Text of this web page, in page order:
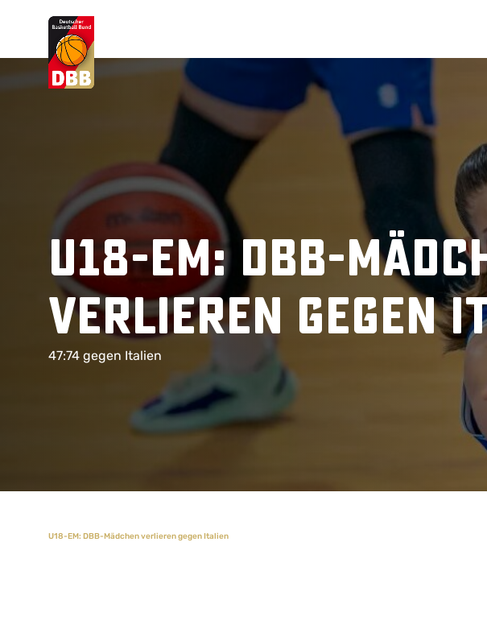
Suchvorschläge
U18-EM: DBB-
verlieren gegen
47:74 gegen Italien
U18-EM: DBB-Mädchen verlieren gegen Italien